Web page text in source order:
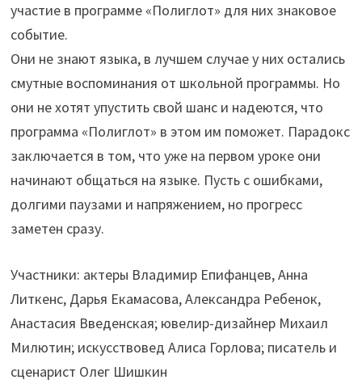
участие в программе «Полиглот» для них знаковое
событие.
Они не знают языка, в лучшем случае у них остались
смутные воспоминания от школьной программы. Но
они не хотят упустить свой шанс и надеются, что
программа «Полиглот» в этом им поможет. Парадокс
заключается в том, что уже на первом уроке они
начинают общаться на языке. Пусть с ошибками,
долгими паузами и напряжением, но прогресс
заметен сразу.
Участники: актеры Владимир Епифанцев, Анна
Литкенс, Дарья Екамасова, Александра Ребенок,
Анастасия Введенская; ювелир-дизайнер Михаил
Милютин; искусствовед Алиса Горлова; писатель и
сценарист Олег Шишкин